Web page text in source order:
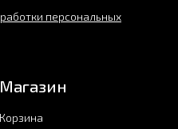
персональных
Магазин
Корзина